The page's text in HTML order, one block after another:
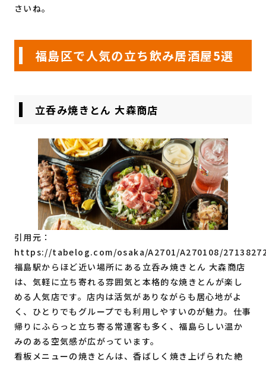
さいね。
福島区で人気の立ち飲み居酒屋5選
立呑み焼きとん 大森商店
引用元：
https://tabelog.com/osaka/A2701/A270108/
福島駅からほど近い場所にある立呑み焼きとん 大森商店
は、気軽に立ち寄れる雰囲気と本格的な焼きとんが楽し
める人気店です。店内は活気がありながらも居心地がよ
く、ひとりでもグループでも利用しやすいのが魅力。仕事
帰りにふらっと立ち寄る常連客も多く、福島らしい温か
みのある空気感が広がっています。
看板メニューの焼きとんは、香ばしく焼き上げられた絶